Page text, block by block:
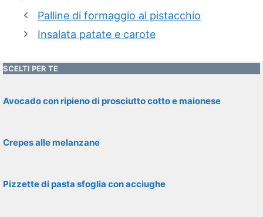
Palline di formaggio al pistacchio
Insalata patate e carote
SCELTI PER TE
Avocado con ripieno di prosciutto cotto e maionese
Crepes alle melanzane
Pizzette di pasta sfoglia con acciughe